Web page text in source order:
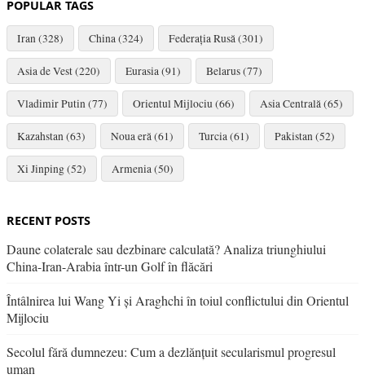
POPULAR TAGS
Iran (328) China (324) Federația Rusă (301)
Asia de Vest (220) Eurasia (91) Belarus (77)
Vladimir Putin (77) Orientul Mijlociu (66) Asia Centrală (65)
Kazahstan (63) Noua eră (61) Turcia (61) Pakistan (52)
Xi Jinping (52) Armenia (50)
RECENT POSTS
Daune colaterale sau dezbinare calculată? Analiza triunghiului
China-Iran-Arabia într-un Golf în flăcări
Întâlnirea lui Wang Yi și Araghchi în toiul conflictului din Orientul
Mijlociu
Secolul fără dumnezeu: Cum a dezlănțuit secularismul progresul
uman